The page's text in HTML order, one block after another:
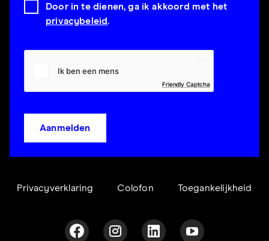
Door in te dienen, ga ik akkoord met het
privacybeleid.
Friendly Captcha
Aanmelden
Privacyverklaring Colofon Toegankelijkheid